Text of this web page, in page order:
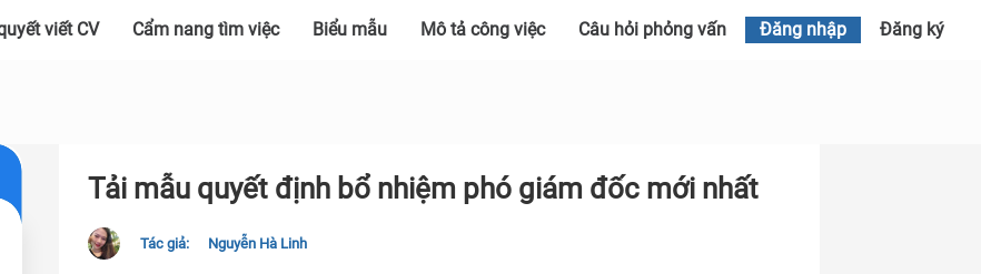
viết CV Cẩm nang tìm việc Biểu mẫu Mô tả công việc Câu hỏi phỏng vấn Đăng nhập Đăng ký
Tải mẫu quyết định bổ nhiệm phó giám đốc mới nhất
Tác giả: Nguyễn Hà Linh